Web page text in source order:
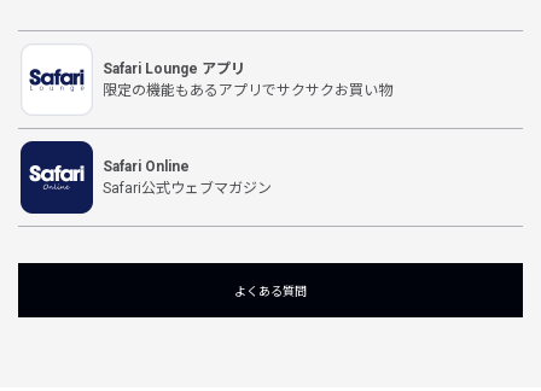
Safari Lounge アプリ
限定の機能もあるアプリでサクサクお買い物
Safari Online
Safari公式ウェブマガジン
よくある質問